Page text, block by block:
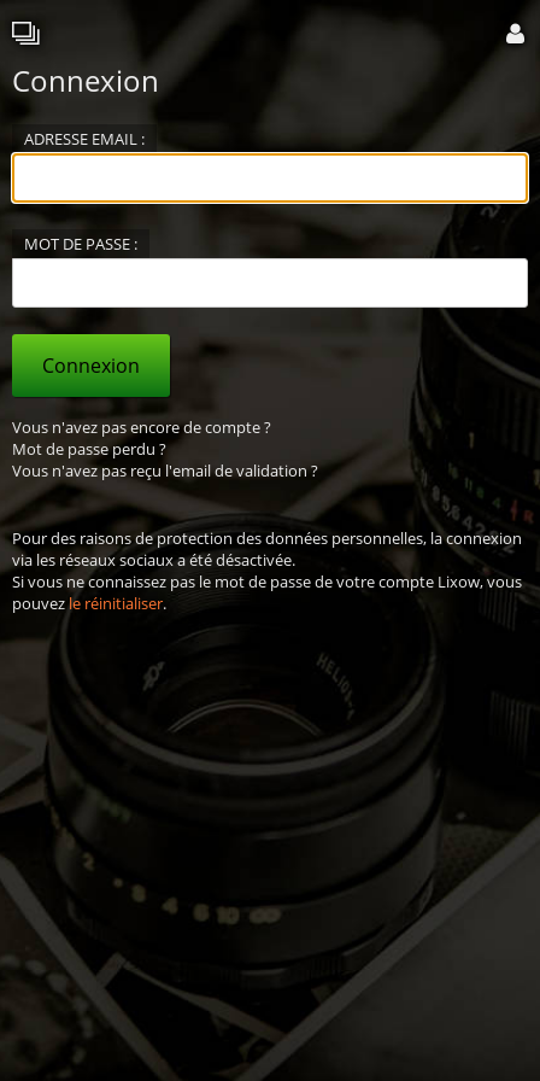
Connexion
ADRESSE EMAIL :
MOT DE PASSE :
Connexion
Vous n'avez pas encore de compte ?
Mot de passe perdu ?
Vous n'avez pas reçu l'email de validation ?
Pour des raisons de protection des données personnelles, la connexion
via les réseaux sociaux a été désactivée.
Si vous ne connaissez pas le mot de passe de votre compte Lixow, vous
pouvezle réinitialiser.